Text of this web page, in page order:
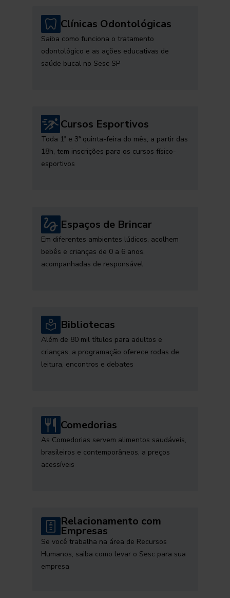
Clínicas Odontológicas
Saiba como funciona o tratamento
odontológico e as ações educativas de
saúde bucal no Sesc SP
Cursos Esportivos
Toda 1ª e 3ª quinta-feira do mês, a partir das
18h, tem inscrições para os cursos físico-
esportivos
Espaços de Brincar
Em diferentes ambientes lúdicos, acolhem
bebês e crianças de 0 a 6 anos,
acompanhadas de responsável
Bibliotecas
Além de 80 mil títulos para adultos e
crianças, a programação oferece rodas de
leitura, encontros e debates
Comedorias
As Comedorias servem alimentos saudáveis,
brasileiros e contemporâneos, a preços
acessíveis
Relacionamento com
Empresas
Se você trabalha na área de Recursos
Humanos, saiba como levar o Sesc para sua
empresa